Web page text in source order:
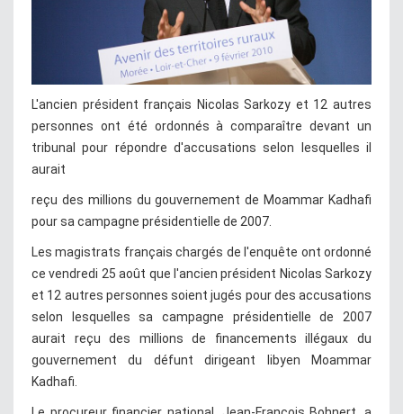
L'ancien président français Nicolas Sarkozy et 12 autres
personnes ont été ordonnés à comparaître devant un
tribunal pour répondre d'accusations selon lesquelles il
aurait
reçu des millions du gouvernement de Moammar Kadhafi
pour sa campagne présidentielle de 2007.
Les magistrats français chargés de l'enquête ont ordonné
ce vendredi 25 août que l'ancien président Nicolas Sarkozy
et 12 autres personnes soient jugés pour des accusations
selon lesquelles sa campagne présidentielle de 2007
aurait reçu des millions de financements illégaux du
gouvernement du défunt dirigeant libyen Moammar
Kadhafi.